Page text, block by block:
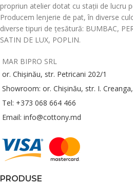
propriun atelier dotat cu stații de lucru
Producem lenjerie de pat, în diverse
diverse tipuri de țesătură: BUMBAC,
SATIN DE LUX, POPLIN.
MAR BIPRO SRL
or. Chișinău, str. Petricani 202/1
Showroom: or. Chișinău, str. I.
Tel: +373 068 664 466
Email: info@cottony.md
PRODUSE